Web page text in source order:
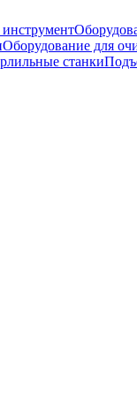
Оборудование для
станки